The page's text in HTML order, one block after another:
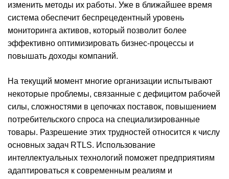
изменить методы их работы. Уже в ближайшее время
система обеспечит беспрецедентный уровень
мониторинга активов, который позволит более
эффективно оптимизировать бизнес-процессы и
повышать доходы компаний.
На текущий момент многие организации испытывают
некоторые проблемы, связанные с дефицитом рабочей
силы, сложностями в цепочках поставок, повышением
потребительского спроса на специализированные
товары. Разрешение этих трудностей относится к числу
основных задач RTLS. Использование
интеллектуальных технологий поможет предприятиям
адаптироваться к современным реалиям и